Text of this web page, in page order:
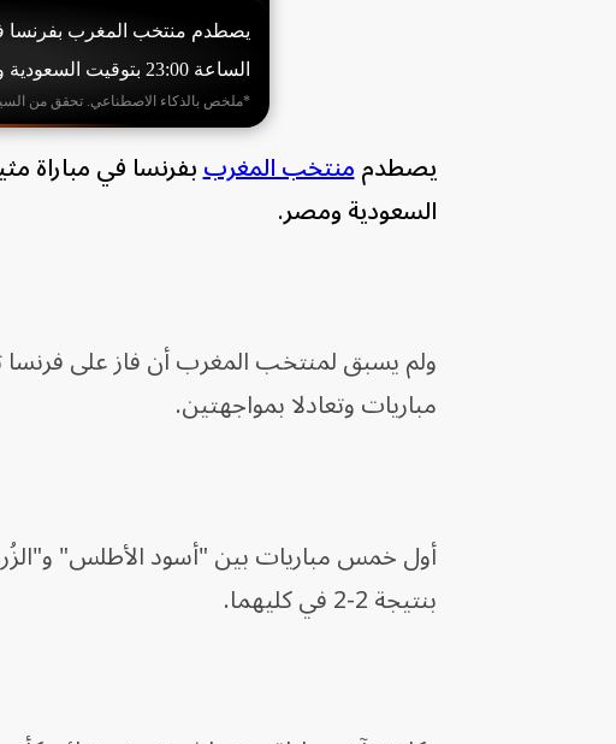
يصطدم منتخب المغرب بفرنسا
الساعة 23:00 بتوقيت السعودية ومصر.
*ملخص بالذكاء الاصطناعي. تحقق من
يصطدممنتخب المغرببفرنسا في مباراة
السعودية ومصر.
ولم يسبق لمنتخب المغرب أن فاز على فرنسا
مباريات وتعادلا بمواجهتين.
بنتيجة 2-2 في كليهما.